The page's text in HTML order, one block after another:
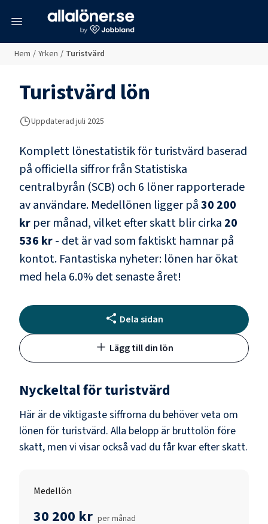
Hem / Yrken / Turistvärd
Turistvärd lön
Uppdaterad juli 2025
Komplett lönestatistik förturistvärd baserad
på officiella siffror från Statistiska
centralbyrån (SCB) och 6 löner rapporterade
av användare. Medellönen ligger på30 200
kr per månad, vilket efter skatt blir cirka 20
536 kr- det är vad som faktiskt hamnar på
kontot. Fantastiska nyheter: lönen har ökat
med hela 6.0% det senaste året!
Dela sidan
Lägg till din lön
Nyckeltal förturistvärd
Här är de viktigaste siffrorna du behöver veta om
lönen för turistvärd. Alla belopp är bruttolön före
skatt, men vi visar också vad du får kvar efter skatt.
Medellön
30 200 kr per månad